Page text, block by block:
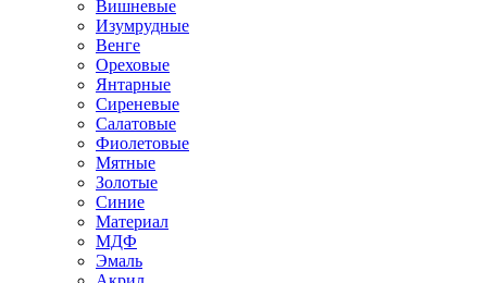
Вишневые
Изумрудные
Венге
Ореховые
Янтарные
Сиреневые
Салатовые
Фиолетовые
Мятные
Золотые
Синие
Материал
МДФ
Эмаль